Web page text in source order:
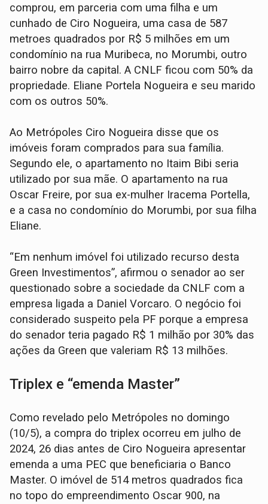
comprou, em parceria com uma filha e um
cunhado de Ciro Nogueira, uma casa de 587
metroes quadrados por R$ 5 milhões em um
condomínio na rua Muribeca, no Morumbi, outro
bairro nobre da capital. A CNLF ficou com 50% da
propriedade. Eliane Portela Nogueira e seu marido
com os outros 50%.
Ao Metrópoles Ciro Nogueira disse que os
imóveis foram comprados para sua família.
Segundo ele, o apartamento no Itaim Bibi seria
utilizado por sua mãe. O apartamento na rua
Oscar Freire, por sua ex-mulher Iracema Portella,
e a casa no condomínio do Morumbi, por sua filha
Eliane.
“Em nenhum imóvel foi utilizado recurso desta
Green Investimentos”, afirmou o senador ao ser
questionado sobre a sociedade da CNLF com a
empresa ligada a Daniel Vorcaro. O negócio foi
considerado suspeito pela PF porque a empresa
do senador teria pagado R$ 1 milhão por 30% das
ações da Green que valeriam R$ 13 milhões.
Triplex e “emenda Master”
Como revelado pelo Metrópoles no domingo
(10/5), a compra do triplex ocorreu em julho de
2024, 26 dias antes de Ciro Nogueira apresentar
emenda a uma PEC que beneficiaria o Banco
Master. O imóvel de 514 metros quadrados fica
no topo do empreendimento Oscar 900, na